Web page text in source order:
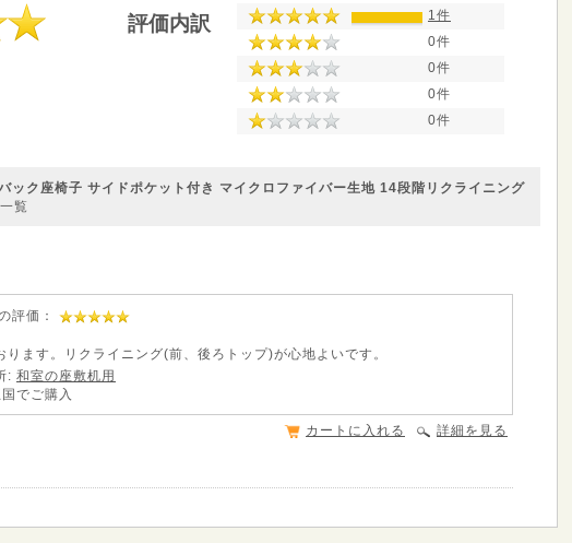
評価内訳
1件
0件
0件
0件
0件
ック座椅子 サイドポケット付き マイクロファイバー生地 14段階リクライニング
覧
評価：
ります。リクライニング(前、後ろトップ)が心地よいです。
: 和室の座敷机用
でご購入
詳細を見る
カートに入れる